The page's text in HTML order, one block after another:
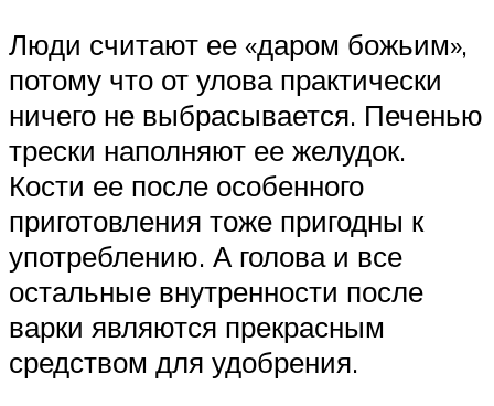
Люди считают ее «даром божьим»,
потому что от улова практически
ничего не выбрасывается. Печенью
трески наполняют ее желудок.
Кости ее после особенного
приготовления тоже пригодны к
употреблению. А голова и все
остальные внутренности после
варки являются прекрасным
средством для удобрения.